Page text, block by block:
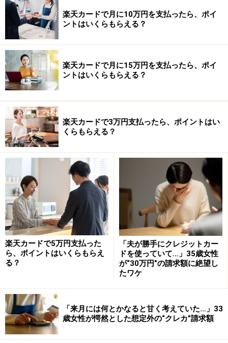
楽天カードで月に10万円を支払ったら、ポイ
ントはいくらもらえる？
楽天カードで月に15万円を支払ったら、ポイ
ントはいくらもらえる？
楽天カードで3万円支払ったら、ポイントはい
くらもらえる？
楽天カードで5万円支払った
ら、ポイントはいくらもらえ
る？
「夫が勝手にクレジットカー
ドを使っていて…」35歳女性
が“30万円”の請求額に絶望し
たワケ
「来月には何とかなると甘く考えていた…」33
歳女性が愕然とした想定外の“クレカ”請求額